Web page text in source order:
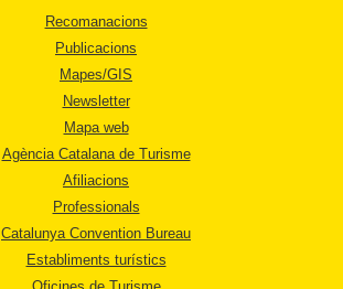
Recomanacions
Publicacions
Mapes/GIS
Newsletter
Mapa web
Agència Catalana de Turisme
Afiliacions
Professionals
Catalunya Convention Bureau
Establiments turístics